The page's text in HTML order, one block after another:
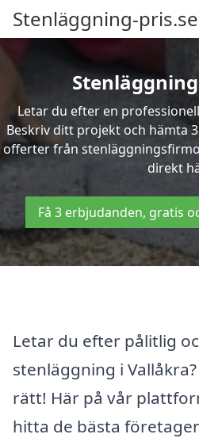
Stenläggning-pris.se
Letar du efter en
Beskriv ditt projekt och hämta
offerter från
direkt
Få 3 erbjudanden, gratis
Letar du efter pålitlig
stenläggning i
rätt! Här på vår
hitta de bästa